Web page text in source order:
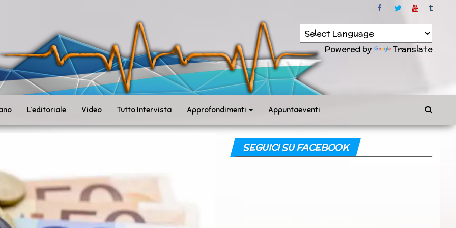
Powered by Translate
L’editoriale Video Tutto Intervista Approfondimenti Appuntaeventi
SEGUICI SU FACEBOOK